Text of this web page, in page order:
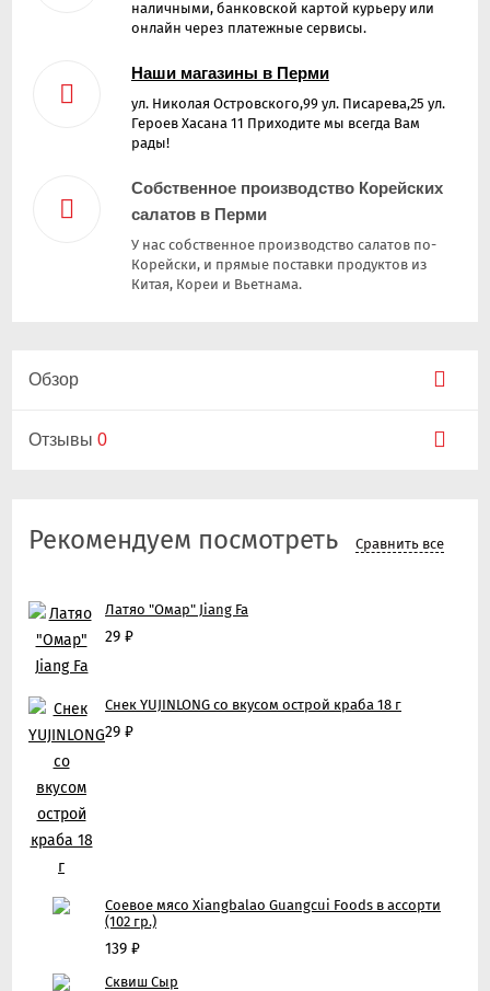
наличными, банковской картой курьеру или
онлайн через платежные сервисы.
Наши магазины в Перми
ул. Николая Островского,99 ул. Писарева,25 ул.
Героев Хасана 11 Приходите мы всегда Вам
рады!
Собственное производство Корейских
салатов в Перми
У нас собственное производство салатов по-
Корейски, и прямые поставки продуктов из
Китая, Кореи и Вьетнама.
Обзор
Отзывы 0
Рекомендуем посмотреть Сравнить все
Латяо "Омар" Jiang Fa
29 ₽
Снек YUJINLONG со вкусом острой краба 18 г
29 ₽
Соевое мясо Xiangbalao Guangcui Foods в ассорти
(102 гр.)
139 ₽
Сквиш Сыр